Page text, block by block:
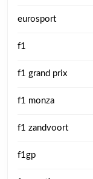
eurosport
f1
f1 grand prix
f1 monza
f1 zandvoort
f1gp